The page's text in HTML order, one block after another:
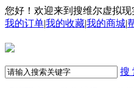
您好！欢迎来到搜维尔虚拟现
我的订单|我的收藏|我的商城|
搜